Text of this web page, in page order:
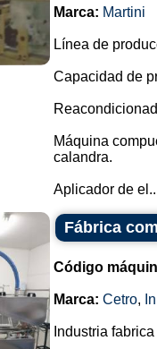
Marca: Martini
Línea de
Capacidad de
Máquina
calandra.
Aplicador de
Fábrica
Código
Marca: Cetro,
Industria